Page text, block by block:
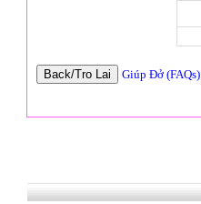
Giúp Đở (FAQs)